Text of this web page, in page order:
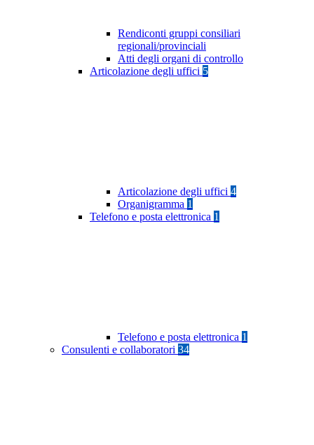
Rendiconti gruppi consiliari
regionali/provinciali
Atti degli organi di controllo
Articolazione degli uffici 5
Articolazione degli uffici 4
Organigramma 1
Telefono e posta elettronica 1
Telefono e posta elettronica 1
Consulenti e collaboratori 34